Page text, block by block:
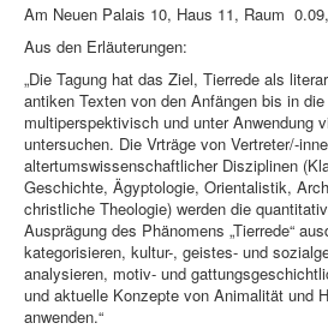
Am Neuen Palais 10, Haus 11, Raum
Aus den Erläuterungen:
„Die Tagung hat das Ziel, Tierrede als
antiken Texten von den Anfängen bis in
multiperspektivisch und unter Anwendung
untersuchen. Die Vrträge von Vertreter/-
altertumswissenschaftlicher Disziplinen
Geschichte, Ägyptologie, Orientalistik,
christliche Theologie) werden die
Ausprägung des Phänomens „Tierrede“
kategorisieren, kultur-, geistes- und
analysieren, motiv- und
und aktuelle Konzepte von Animalität und
anwenden.“